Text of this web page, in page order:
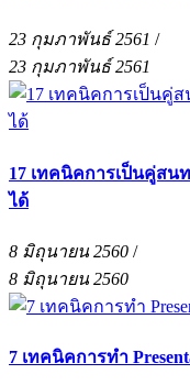
23 กุมภาพันธ์ 2561 /
23 กุมภาพันธ์ 2561
17 เทคนิคการเป็นคู่ส
ได้
8 มิถุนายน 2560 /
8 มิถุนายน 2560
7 เทคนิคการทำ